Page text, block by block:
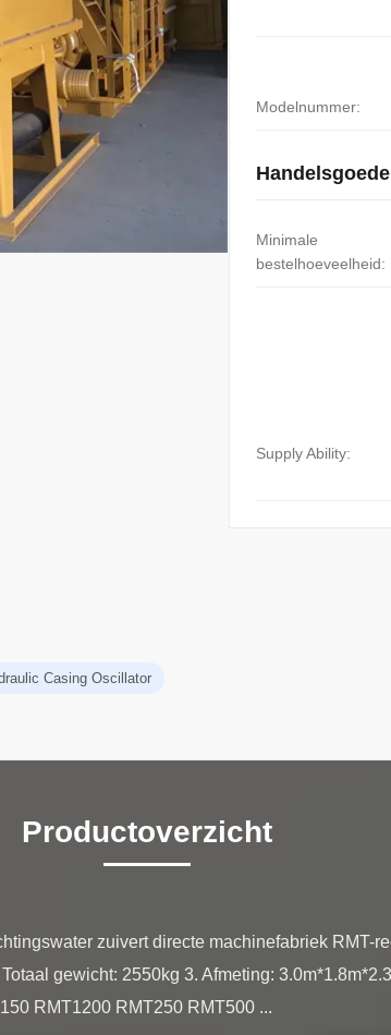
Modelnummer:
Minimale
bestelhoeveelheid:
Supply Ability:
Casing Oscillator
Productoverzicht
zuivert directe machinefabriek RMT-
gewicht: 2550kg 3. Afmeting: